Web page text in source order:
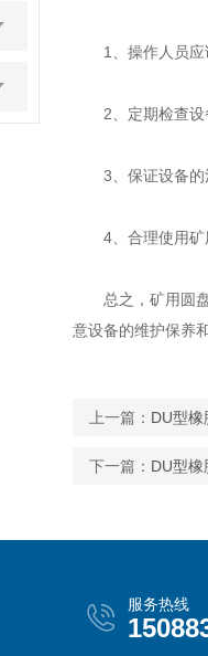
1、操作人员应该
2、定期检查设备
3、保证设备的清
4、合理使用矿用
总之，矿用圆盘
意设备的维护保养
上一篇： DU型
下一篇： DU型
服务热线